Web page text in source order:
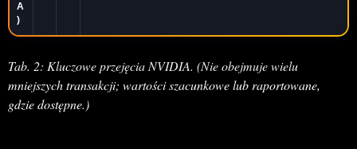
A
)
Tab. 2: Kluczowe przejęcia NVIDIA. (Nie obejmuje wielu
mniejszych transakcji; wartości szacunkowe lub raportowane,
gdzie dostępne.)